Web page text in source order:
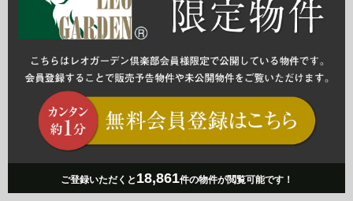
ご登録いただくと 18,861件の物件が閲覧可能です！